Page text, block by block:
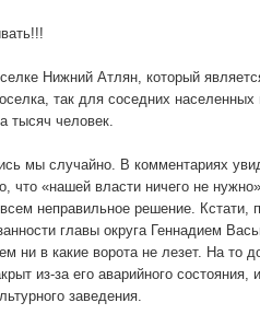
Нижний Атлян, который
так для соседних
тысяч человек.
мы случайно. В комментариях
что «нашей власти ничего не
неправильное решение. Кстати,
главы округа Геннадием
ни в какие ворота не лезет. На то
из-за его аварийного состояния,
заведения.